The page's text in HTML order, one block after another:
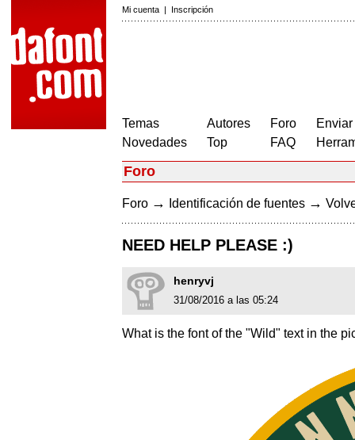
Mi cuenta | Inscripción
Temas
Novedades
Autores
Top
Foro
FAQ
Foro
Foro → Identificación de fuentes →
NEED HELP PLEASE :)
henryvj
31/08/2016 a las 05:24
What is the font of the "Wild" text in the